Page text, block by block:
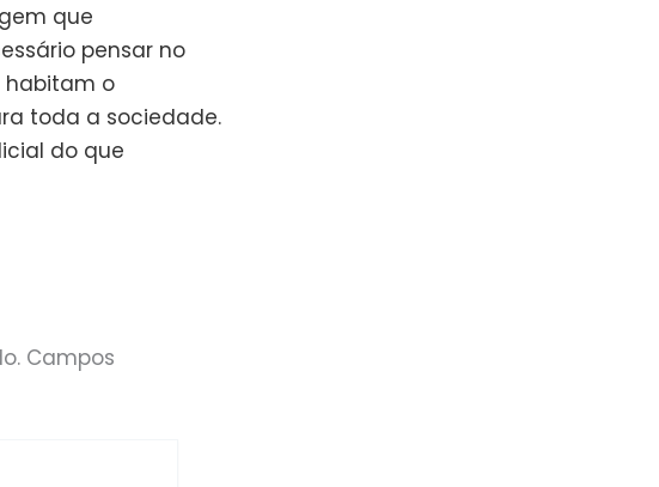
que
pensar no
habitam o
toda a sociedade.
do que
Campos